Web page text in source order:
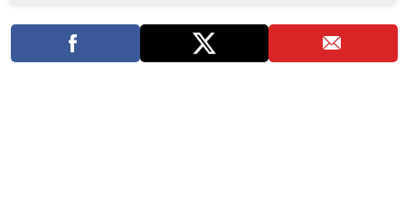
PHOTO
GUIDES D'ACHAT